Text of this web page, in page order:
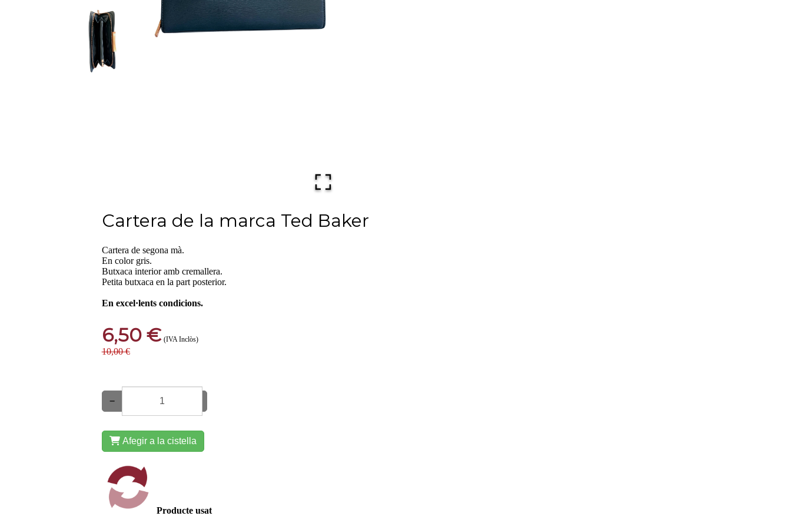
Cartera de la marca Ted Baker
Cartera de segona mà.
En color gris.
Butxaca interior amb cremallera.
Petita butxaca en la part posterior.
En excel·lents condicions.
6,50 € (IVA Inclòs)
10,00 €
−
Afegir a la cistella
Producte usat